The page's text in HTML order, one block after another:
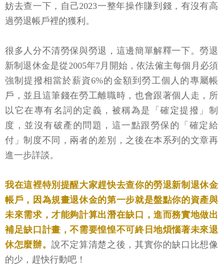
妨去查一下，自己2023一整年操作賺到錢，有沒有高
過勞退帳戶裡的獲利。
很多人分不清勞保與勞退，這邊簡單解釋一下。勞退
新制退休金是從2005年7月開始，依法僱主每個月必須
強制提撥相當於薪資6%的金額到勞工個人的專屬帳
戶，並且這筆錢在勞工離職時，也會跟著個人走，所
以它在專有名詞的定義，被稱為是「確定提撥」制
度，並沒有破產的問題，這一點跟勞保的「確定給
付」制度不同，兩者的差別，之後在本系列的文章再
進一步詳談。
我在這裡特別提醒大家趕快去查你的勞退新制退休金
帳戶，因為規畫退休金的第一步就是盤點你的資產與
未來需求，才能夠計算出潛在缺口，進而務實地做出
補足缺口計畫，不需要惶惶不可終日地煩惱著未來退
休怎麼辦。說不定算清楚之後，其實你的缺口比想像
的少，趕快行動吧！